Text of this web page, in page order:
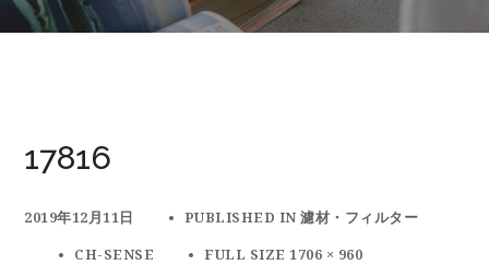
17816
2019年12月11日 PUBLISHED IN濾材・フィルター
CH-SENSE
FULL SIZE 1706 × 960